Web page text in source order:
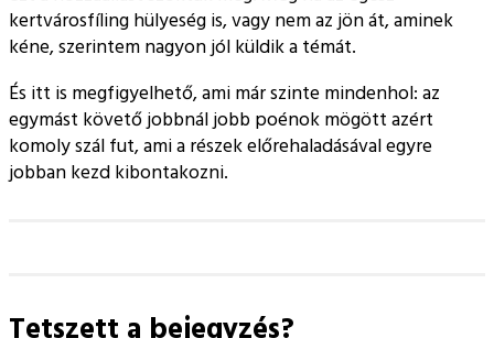
kertvárosfíling hülyeség is, vagy nem az jön át, aminek
kéne, szerintem nagyon jól küldik a témát.
És itt is megfigyelhető, ami már szinte mindenhol: az
egymást követő jobbnál jobb poénok mögött azért
komoly szál fut, ami a részek előrehaladásával egyre
jobban kezd kibontakozni.
Tetszett a bejegyzés?